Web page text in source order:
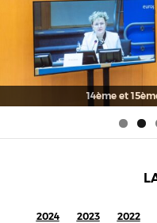
Pavol Rankov, lauréat du
C'est arrivé un premier
2024 2023 2022